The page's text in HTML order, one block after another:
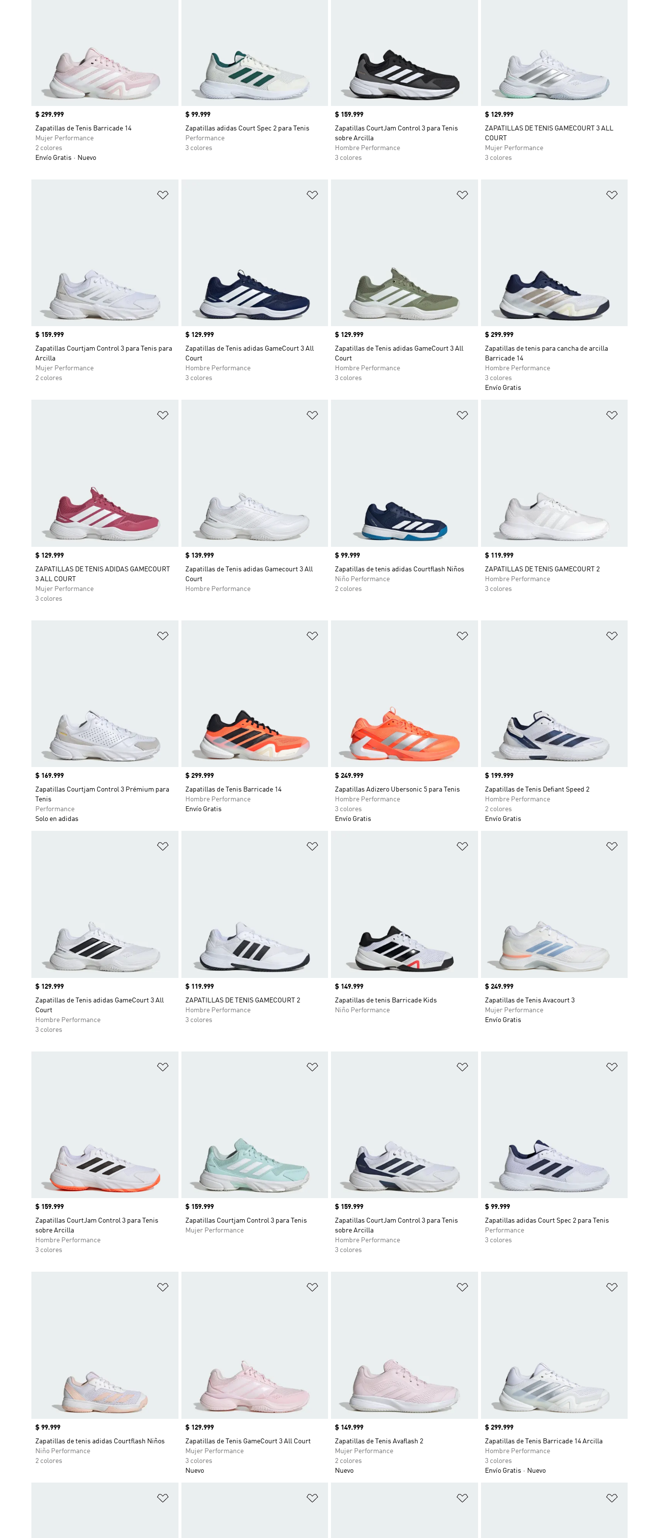
Precio
$ 299.999
Zapatillas de Tenis Barricade 14
Mujer Performance
2 colores
Envío Gratis
Nuevo
Precio
$ 99.999
Zapatillas adidas Court Spec 2 para Tenis
Performance
3 colores
Precio
$ 159.999
Zapatillas CourtJam Control 3 para Tenis
sobre Arcilla
Hombre Performance
3 colores
Precio
$ 129.999
ZAPATILLAS DE TENIS GAMECOURT 3 ALL
COURT
Mujer Performance
3 colores
Precio
$ 159.999
Zapatillas Courtjam Control 3 para Tenis para
Arcilla
Mujer Performance
2 colores
Precio
$ 129.999
Zapatillas de Tenis adidas GameCourt 3 All
Court
Hombre Performance
3 colores
Precio
$ 129.999
Zapatillas de Tenis adidas GameCourt 3 All
Court
Hombre Performance
3 colores
Precio
$ 299.999
Zapatillas de tenis para cancha de arcilla
Barricade 14
Hombre Performance
3 colores
Envío Gratis
Precio
$ 129.999
ZAPATILLAS DE TENIS ADIDAS GAMECOURT
3 ALL COURT
Mujer Performance
3 colores
Precio
$ 139.999
Zapatillas de Tenis adidas Gamecourt 3 All
Court
Hombre Performance
Precio
$ 99.999
Zapatillas de tenis adidas Courtflash Niños
Niño Performance
2 colores
Precio
$ 119.999
ZAPATILLAS DE TENIS GAMECOURT 2
Hombre Performance
3 colores
Precio
$ 169.999
Zapatillas Courtjam Control 3 Prémium para
Tenis
Performance
Solo en adidas
Precio
$ 299.999
Zapatillas de Tenis Barricade 14
Hombre Performance
Envío Gratis
Precio
$ 249.999
Zapatillas Adizero Ubersonic 5 para Tenis
Hombre Performance
3 colores
Envío Gratis
Precio
$ 199.999
Zapatillas de Tenis Defiant Speed 2
Hombre Performance
2 colores
Envío Gratis
Precio
$ 129.999
Zapatillas de Tenis adidas GameCourt 3 All
Court
Hombre Performance
3 colores
Precio
$ 119.999
ZAPATILLAS DE TENIS GAMECOURT 2
Hombre Performance
3 colores
Precio
$ 149.999
Zapatillas de tenis Barricade Kids
Niño Performance
Precio
$ 249.999
Zapatillas de Tenis Avacourt 3
Mujer Performance
Envío Gratis
Precio
$ 159.999
Zapatillas CourtJam Control 3 para Tenis
sobre Arcilla
Hombre Performance
3 colores
Precio
$ 159.999
Zapatillas Courtjam Control 3 para Tenis
Mujer Performance
Precio
$ 159.999
Zapatillas CourtJam Control 3 para Tenis
sobre Arcilla
Hombre Performance
3 colores
Precio
$ 99.999
Zapatillas adidas Court Spec 2 para Tenis
Performance
3 colores
Precio
$ 99.999
Zapatillas de tenis adidas Courtflash Niños
Niño Performance
2 colores
Precio
$ 129.999
Zapatillas de Tenis GameCourt 3 All Court
Mujer Performance
3 colores
Nuevo
Precio
$ 149.999
Zapatillas de Tenis Avaflash 2
Mujer Performance
2 colores
Nuevo
Precio
$ 299.999
Zapatillas de Tenis Barricade 14 Arcilla
Hombre Performance
3 colores
Envío Gratis
Nuevo